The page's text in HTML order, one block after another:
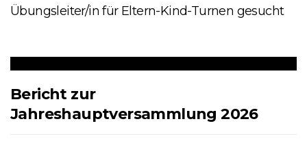
Übungsleiter/in für Eltern-Kind-Turnen gesucht
Bericht zur
Jahreshauptversammlung 2026